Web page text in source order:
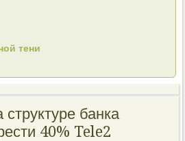
тени
банка
40% Tele2